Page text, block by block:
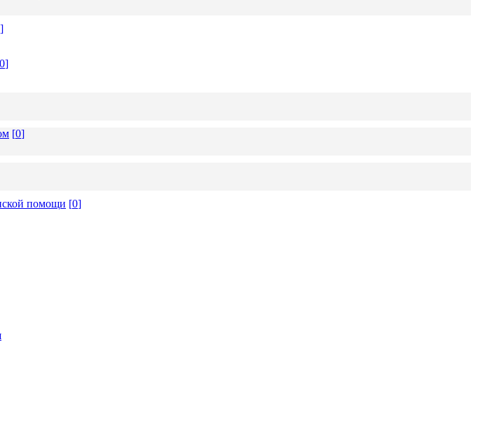
]
0]
[0]
помощи [0]